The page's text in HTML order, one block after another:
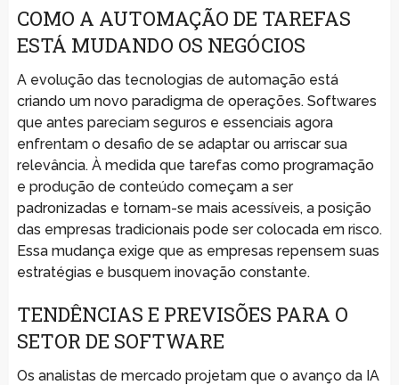
COMO A AUTOMAÇÃO DE TAREFAS
ESTÁ MUDANDO OS NEGÓCIOS
A evolução das tecnologias de automação está
criando um novo paradigma de operações. Softwares
que antes pareciam seguros e essenciais agora
enfrentam o desafio de se adaptar ou arriscar sua
relevância. À medida que tarefas como programação
e produção de conteúdo começam a ser
padronizadas e tornam-se mais acessíveis, a posição
das empresas tradicionais pode ser colocada em risco.
Essa mudança exige que as empresas repensem suas
estratégias e busquem inovação constante.
TENDÊNCIAS E PREVISÕES PARA O
SETOR DE SOFTWARE
Os analistas de mercado projetam que o avanço da IA